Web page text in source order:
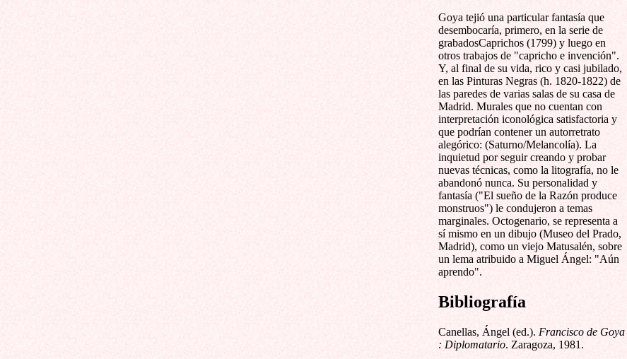
Goya tejió una particular fantasía que
desembocaría, primero, en la serie de
grabadosCaprichos (1799) y luego en
otros trabajos de "capricho e invención".
Y, al final de su vida, rico y casi jubilado,
en las Pinturas Negras (h. 1820-1822) de
las paredes de varias salas de su casa de
Madrid. Murales que no cuentan con
interpretación iconológica satisfactoria y
que podrían contener un autorretrato
alegórico: (Saturno/Melancolía). La
inquietud por seguir creando y probar
nuevas técnicas, como la litografía, no le
abandonó nunca. Su personalidad y
fantasía ("El sueño de la Razón produce
monstruos") le condujeron a temas
marginales. Octogenario, se representa a
sí mismo en un dibujo (Museo del Prado,
Madrid), como un viejo Matusalén, sobre
un lema atribuido a Miguel Ángel: "Aún
aprendo".
Bibliografía
Canellas, Ángel (ed.). Francisco de Goya
: Diplomatario. Zaragoza, 1981.